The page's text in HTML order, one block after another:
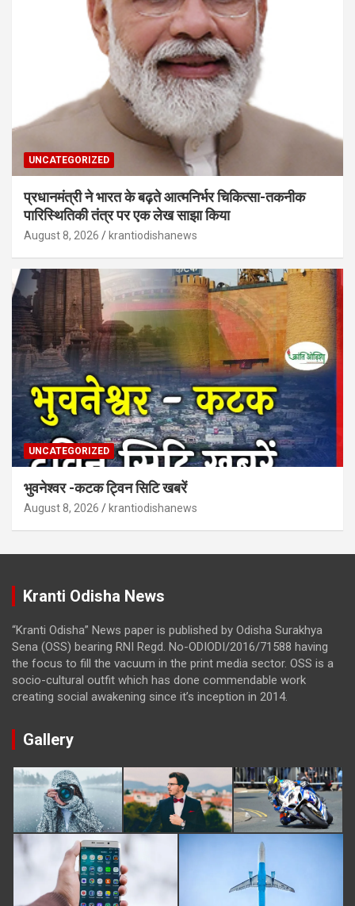
UNCATEGORIZED
प्रधानमंत्री ने भारत के बढ़ते आत्मनिर्भर चिकित्सा-तकनीक
पारिस्थितिकी तंत्र पर एक लेख साझा किया
August 8, 2026 krantiodishanews
UNCATEGORIZED
भुवनेश्वर -कटक ट्विन सिटि खबरें
August 8, 2026 krantiodishanews
Kranti Odisha News
“Kranti Odisha” News paper is published by Odisha Surakhya
Sena (OSS) bearing RNI Regd. No-ODIODI/2016/71588 having
the focus to fill the vacuum in the print media sector. OSS is a
socio-cultural outfit which has done commendable work
creating social awakening since it’s inception in 2014.
Gallery